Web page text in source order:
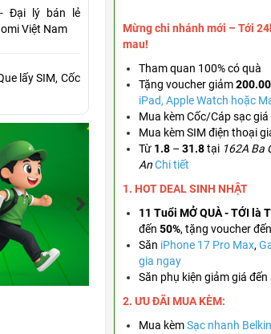
- Đại lý bán lẻ
Việt Nam
lấy SIM, Cốc
Mừng chi nhánh mới – Tới
mau!
Tham quan 100% có quà
Tặng voucher giảm
iPad, Apple Watch hoặc
Mua kèm Cốc/Cáp sạc
Mua kèm SIM điện thoại
Từ 1.8 – 31.8tại 162A Ba
AnChi tiết
1. HOT DEAL SINH NHẬT
11 Tuổi MỞ QUÀ - TỚI là
đến 50%, tặng voucher đến
Săn iPhone 17 Pro Max,
gia ngay
Săn phụ kiện giảm giá đến
2. ƯU ĐÃI MUA KÈM:
Mua kèmSạc nhanh